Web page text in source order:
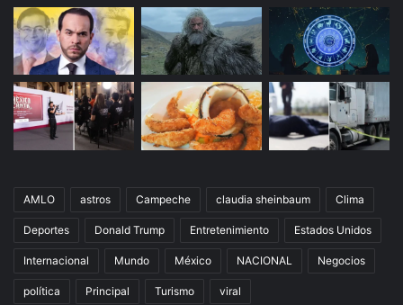
AMLO astros Campeche claudia sheinbaum Clima
Deportes Donald Trump Entretenimiento Estados Unidos
Internacional Mundo México NACIONAL Negocios
política Principal Turismo viral